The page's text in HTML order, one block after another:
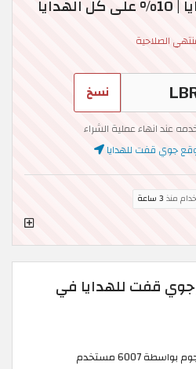
الصلاحية
نسخ
عند انهاء عملية الشراء
جوي قفت للهدايا
منذ 3 ساعة
جوي قفت للهدايا في